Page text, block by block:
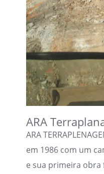
ARA
ARA
em 1986 com um
e sua primeira obra